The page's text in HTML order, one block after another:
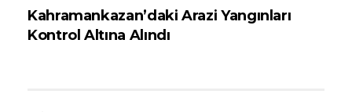
Kahramankazan’daki Arazi Yangınları
Kontrol Altına Alındı